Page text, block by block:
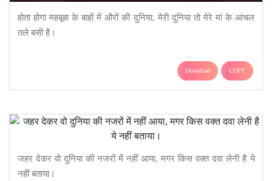
होता होगा महबूबा के बाहों में औरों की दुनिया, मेरी दुनिया तो मेरे मां के आंचल
तले बसी है।
Download COPY
जहर देकर वो दुनिया की नजरों में नहीं आया, मगर किस वक्त दवा लेनी है ये
नहीं बताया।